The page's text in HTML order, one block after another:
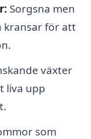
Sorgsna men
kransar för att
växter
liva upp
som